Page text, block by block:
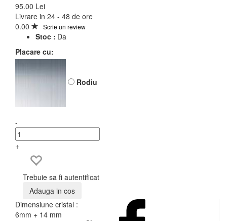
95.00 Lei
Livrare in 24 - 48 de ore
0.00
Scrie un review
Stoc : Da
Placare cu:
Rodiu
-
+
Trebuie sa fi autentificat
Adauga in cos
Dimensiune cristal :
6mm + 14 mm